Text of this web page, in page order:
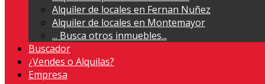
Alquiler de locales en Fernan Nuñez
Alquiler de locales en Montemayor
... Busca otros inmuebles...
Buscador
¿Vendes o Alquilas?
Empresa